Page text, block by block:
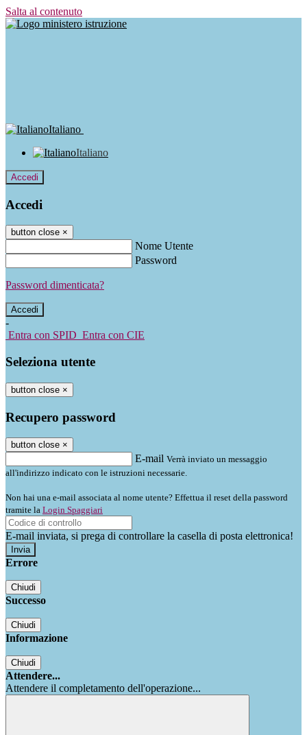
Salta al contenuto
Italiano
Italiano
Accedi
Accedi
button close ×
Nome Utente
Password
Password dimenticata?
-
Entra con SPID Entra con CIE
Seleziona utente
button close ×
Recupero password
button close ×
E-mail Verrà inviato un messaggio
all'indirizzo indicato con le istruzioni necessarie.
Non hai una e-mail associata al nome utente? Effettua il reset della password
tramite la Login Spaggiari
E-mail inviata, si prega di controllare la casella di posta elettronica!
Errore
Chiudi
Successo
Chiudi
Informazione
Chiudi
Attendere...
Attendere il completamento dell'operazione...